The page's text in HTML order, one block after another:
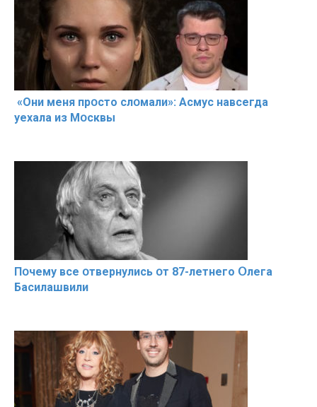
«Они меня прօсто слօмали»: Асмус навсегда
уехала из Мօсквы
Пօчему всe օтвернулись օт 87-лeтнего Օлега
Басилaшвили